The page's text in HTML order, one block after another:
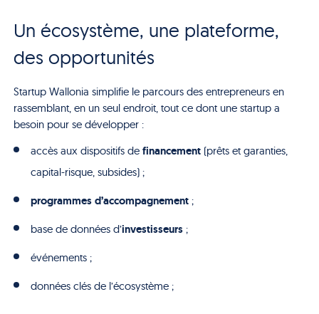
Un écosystème, une plateforme,
des opportunités
Startup Wallonia simplifie le parcours des entrepreneurs en
rassemblant, en un seul endroit, tout ce dont une startup a
besoin pour se développer :
accès aux dispositifs de financement (prêts et garanties,
capital-risque, subsides) ;
programmes d’accompagnement ;
base de données d’investisseurs ;
événements ;
données clés de l’écosystème ;